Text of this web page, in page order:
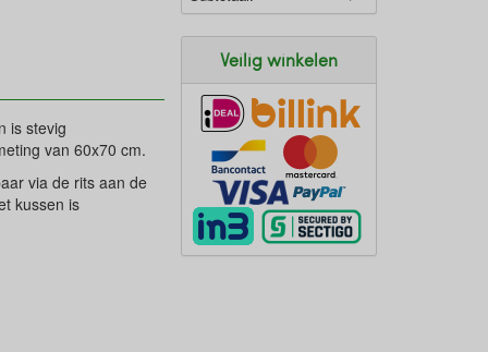
is stevig
van 60x70 cm.
via de rits aan de
kussen is
Veilig winkelen